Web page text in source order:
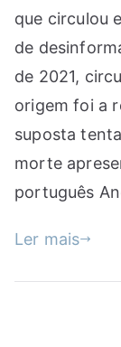
que circulou
de
de 2021,
origem foi a
suposta
morte
português
Ler mais